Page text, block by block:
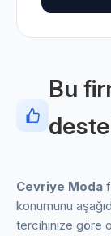
Bu
Cevriye Moda
konumunu
tercihinize göre